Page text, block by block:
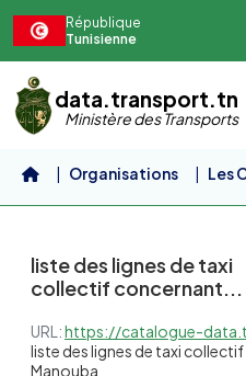
République
Tunisienne
data.transport.tn
Ministère des Transports
Organisations
Les
liste des lignes de taxi
collectif concernant...
URL:https://catalogue-data.transport.tn/dataset/51468203-d38a-49e2-99b7-49d4bbb7c4e0/resource/e49d4501-
liste des lignes de taxi
Manouba